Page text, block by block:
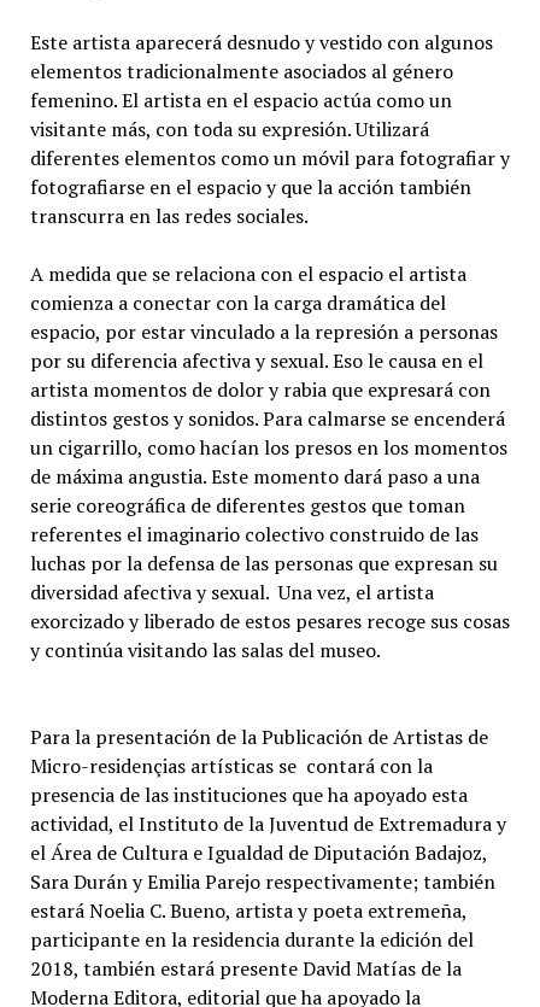
Este artista aparecerá desnudo y vestido con algunos
elementos tradicionalmente asociados al género
femenino. El artista en el espacio actúa como un
visitante más, con toda su expresión. Utilizará
diferentes elementos como un móvil para fotografiar y
fotografiarse en el espacio y que la acción también
transcurra en las redes sociales.
A medida que se relaciona con el espacio el artista
comienza a conectar con la carga dramática del
espacio, por estar vinculado a la represión a personas
por su diferencia afectiva y sexual. Eso le causa en el
artista momentos de dolor y rabia que expresará con
distintos gestos y sonidos. Para calmarse se encenderá
un cigarrillo, como hacían los presos en los momentos
de máxima angustia. Este momento dará paso a una
serie coreográfica de diferentes gestos que toman
referentes el imaginario colectivo construido de las
luchas por la defensa de las personas que expresan su
diversidad afectiva y sexual. Una vez, el artista
exorcizado y liberado de estos pesares recoge sus cosas
y continúa visitando las salas del museo.
Para la presentación de la Publicación de Artistas de
Micro-residençias artísticas se contará con la
presencia de las instituciones que ha apoyado esta
actividad, el Instituto de la Juventud de Extremadura y
el Área de Cultura e Igualdad de Diputación Badajoz,
Sara Durán y Emilia Parejo respectivamente; también
estará Noelia C. Bueno, artista y poeta extremeña,
participante en la residencia durante la edición del
2018, también estará presente David Matías de la
Moderna Editora, editorial que ha apoyado la